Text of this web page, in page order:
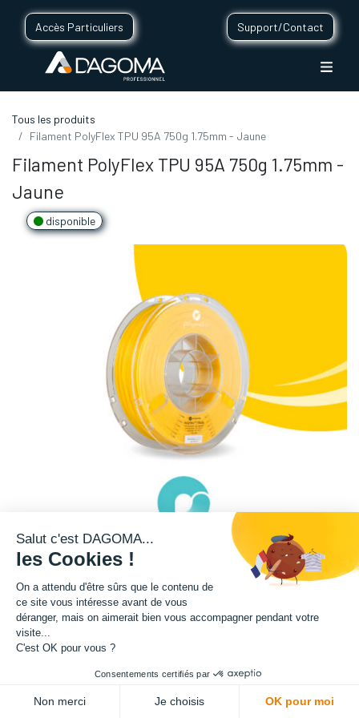
Accès Particuliers Support/Contact
Tous les produits
Filament PolyFlex TPU 95A 750g 1.75mm - Jaune
Filament PolyFlex TPU 95A 750g 1.75mm -
Jaune
disponible
Cette bobine de teinte jaune est disponible en format 750g.
Avertissement : ce filament n'est pas compatible avec notre imprimantes
Matière : TPU 95A
Salut c'est DAGOMA...
les Cookies !
On a attendu d'être sûrs que le contenu de
ce site vous intéresse avant de vous
déranger, mais on aimerait bien vous accompagner pendant votre
visite...
C'est OK pour vous ?
Consentements certifiés par
Non merci Je choisis OK pour moi